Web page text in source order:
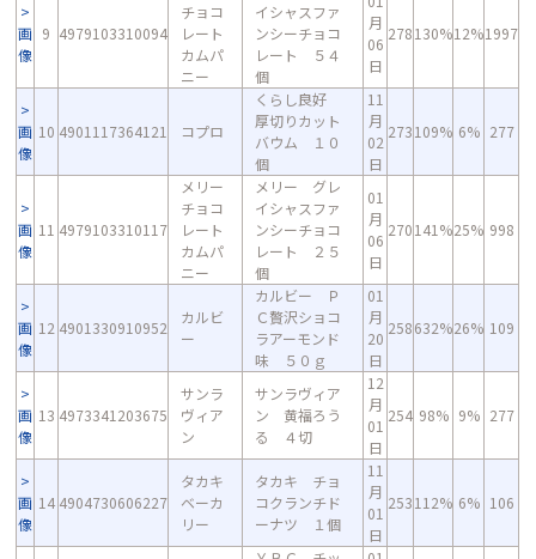
画
像
9 4979103310094
チョコ
レート
カムパ
ニー
イシャスファ
ンシーチョコ
レート ５４
個
月
06
日
278130%12%1997
画
像
10 4901117364121 コプロ
くらし良好
厚切りカット
バウム １０
個
11
月
02
日
273109% 6% 277
画
像
11 4979103310117
メリー
チョコ
レート
カムパ
ニー
メリー グレ
イシャスファ
ンシーチョコ
レート ２５
個
01
月
06
日
270141%25% 998
画
像
12 4901330910952
カルビ
ー
カルビー Ｐ
Ｃ贅沢ショコ
ラアーモンド
味 ５０ｇ
01
月
20
日
258632%26% 109
画
像
13 4973341203675
サンラ
ヴィア
ン
サンラヴィア
ン 黄福ろう
る ４切
12
月
01
日
254 98% 9% 277
画
像
14 4904730606227
タカキ
ベーカ
リー
タカキ チョ
コクランチド
ーナツ １個
11
月
01
日
253112% 6% 106